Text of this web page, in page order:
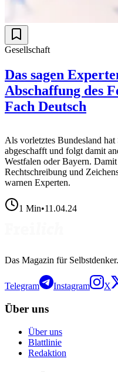
Gesellschaft
Das sagen
Abschaffung des
Fach Deutsch
Als vorletztes Bundesland
abgeschafft und folgt damit
Westfalen oder Bayern.
Rechtschreibung und
warnen Experten.
1 Min•11.04.24
Das Magazin für Selbstdenker.
Telegram Instagram X
Über uns
Über uns
Blattlinie
Redaktion